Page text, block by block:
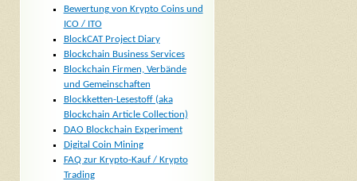
Bewertung von Krypto Coins und
ICO / ITO
BlockCAT Project Diary
Blockchain Business Services
Blockchain Firmen, Verbände
und Gemeinschaften
Blockketten-Lesestoff (aka
Blockchain Article Collection)
DAO Blockchain Experiment
Digital Coin Mining
FAQ zur Krypto-Kauf / Krypto
Trading